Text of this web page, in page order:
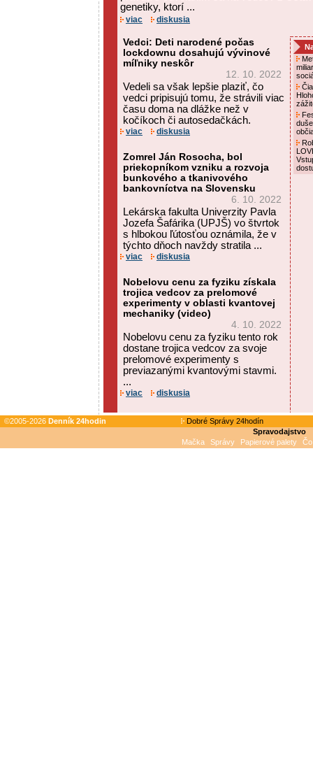
genetiky, ktorí ...
viac diskusia
Vedci: Deti narodené počas
lockdownu dosahujú vývinové
míľniky neskôr
12. 10. 2022
Vedeli sa však lepšie plaziť, čo
vedci pripisujú tomu, že strávili viac
času doma na dlážke než v
kočíkoch či autosedačkách.
viac diskusia
Zomrel Ján Rosocha, bol
priekopníkom vzniku a rozvoja
bunkového a tkanivového
bankovníctva na Slovensku
6. 10. 2022
Lekárska fakulta Univerzity Pavla
Jozefa Šafárika (UPJŠ) vo štvrtok
s hlbokou ľútosťou oznámila, že v
týchto dňoch navždy stratila ...
viac diskusia
Nobelovu cenu za fyziku získala
trojica vedcov za prelomové
experimenty v oblasti kvantovej
mechaniky (video)
4. 10. 2022
Nobelovu cenu za fyziku tento rok
dostane trojica vedcov za svoje
prelomové experimenty s
previazanými kvantovými stavmi.
...
viac diskusia
©2005-2026 Denník 24hodin
Dobré Správy 24hodín
Spravodajstvo
Mačka
Správy Papierové palety